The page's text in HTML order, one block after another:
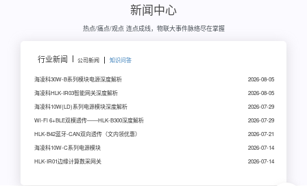
新闻中心
热点/痛点/观点 连点成线，物联大事件脉络尽在掌握
行业新闻 公司新闻 知识问答
海凌科30W-B系列模块电源深度解析
2026-08-05
海凌科HLK-IR03智能网关深度解析
2026-08-05
海凌科10W(LD)系列电源模块深度解析
2026-07-29
Wi-Fi 6+BLE双模透传——HLK-B300深度解析
2026-07-29
HLK-B42蓝牙-CAN双向透传（文内领优惠）
2026-07-21
海凌科10W-C系列电源模块
2026-07-14
HLK-IR01边缘计算数采网关
2026-07-14